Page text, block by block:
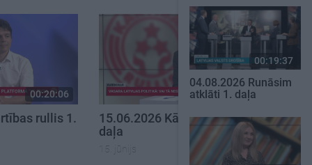
00:20:06
rullis 1.
00:22:35
15.06.2026 Kārtības rullis 3.
daļa
15. jūnijs
00:19:37
04.08.2026 Runāsim
atklāti 1. daļa